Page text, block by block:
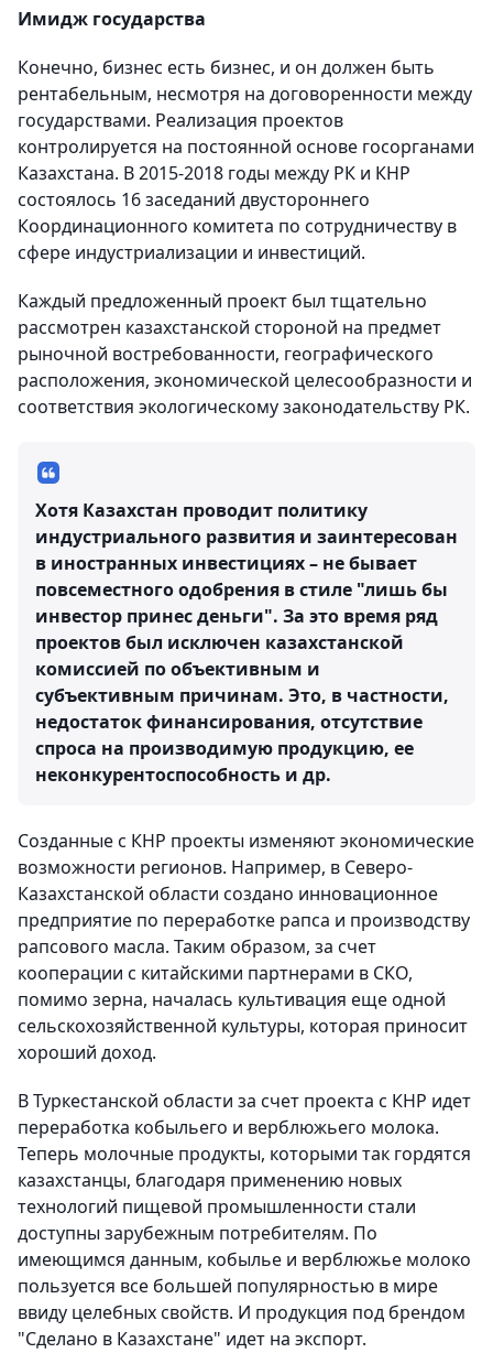
Имидж государства
Конечно, бизнес есть бизнес, и он должен быть
рентабельным, несмотря на договоренности между
государствами. Реализация проектов
контролируется на постоянной основе госорганами
Казахстана. В 2015-2018 годы между РК и КНР
состоялось 16 заседаний двустороннего
Координационного комитета по сотрудничеству в
сфере индустриализации и инвестиций.
Каждый предложенный проект был тщательно
рассмотрен казахстанской стороной на предмет
рыночной востребованности, географического
расположения, экономической целесообразности и
соответствия экологическому законодательству РК.
Хотя Казахстан проводит политику
индустриального развития и заинтересован
в иностранных инвестициях – не бывает
повсеместного одобрения в стиле "лишь бы
инвестор принес деньги". За это время ряд
проектов был исключен казахстанской
комиссией по объективным и
субъективным причинам. Это, в частности,
недостаток финансирования, отсутствие
спроса на производимую продукцию, ее
неконкурентоспособность и др.
Созданные с КНР проекты изменяют экономические
возможности регионов. Например, в Северо-
Казахстанской области создано инновационное
предприятие по переработке рапса и производству
рапсового масла. Таким образом, за счет
кооперации с китайскими партнерами в СКО,
помимо зерна, началась культивация еще одной
сельскохозяйственной культуры, которая приносит
хороший доход.
В Туркестанской области за счет проекта с КНР идет
переработка кобыльего и верблюжьего молока.
Теперь молочные продукты, которыми так гордятся
казахстанцы, благодаря применению новых
технологий пищевой промышленности стали
доступны зарубежным потребителям. По
имеющимся данным, кобылье и верблюжье молоко
пользуется все большей популярностью в мире
ввиду целебных свойств. И продукция под брендом
"Сделано в Казахстане" идет на экспорт.